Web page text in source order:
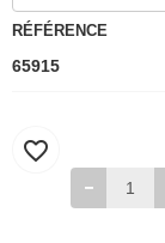
RÉFÉRENCE
65915
favorite_border